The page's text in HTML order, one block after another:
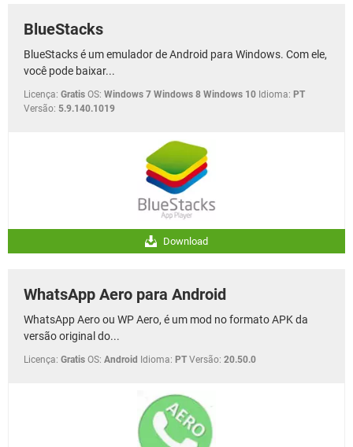
BlueStacks
BlueStacks é um emulador de Android para Windows. Com ele,
você pode baixar...
Licença: Gratis OS: Windows 7 Windows 8 Windows 10 Idioma: PT
Versão: 5.9.140.1019
Download
WhatsApp Aero para Android
WhatsApp Aero ou WP Aero, é um mod no formato APK da
versão original do...
Licença: Gratis OS: Android Idioma: PT Versão: 20.50.0